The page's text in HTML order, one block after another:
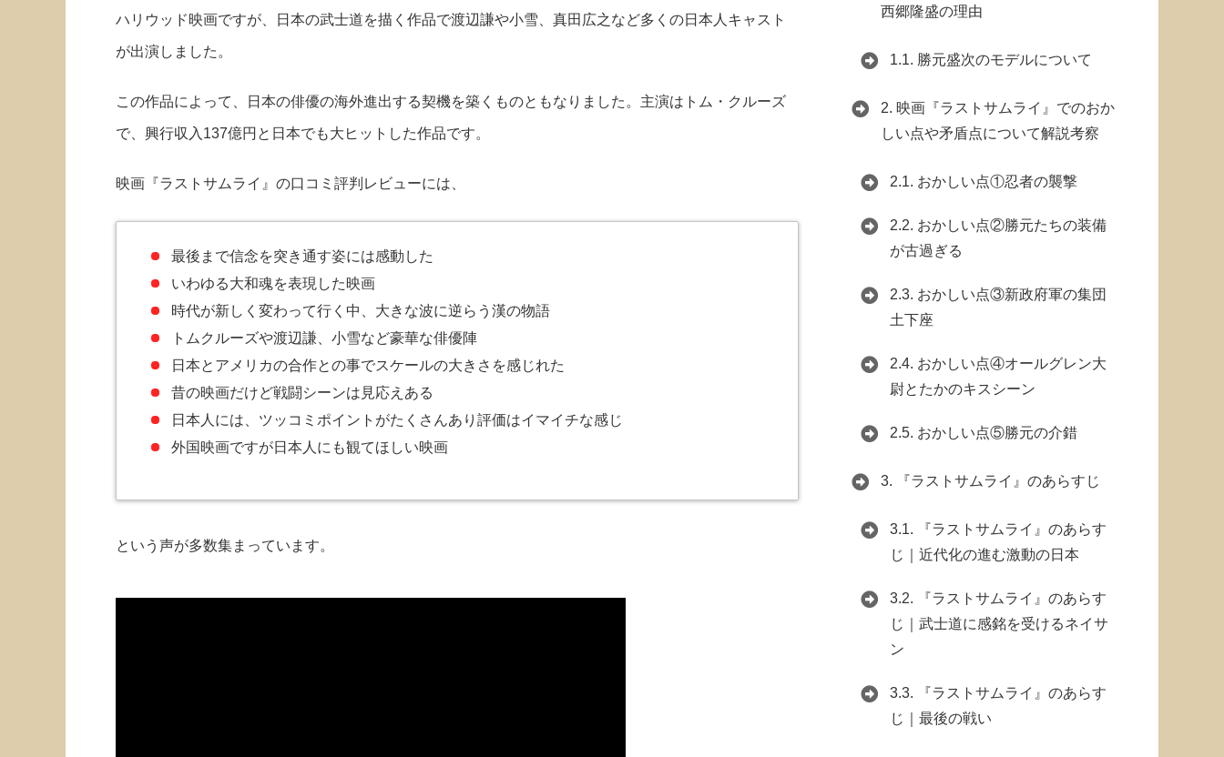
ハリウッド映画ですが、日本の武士道を描く作品で渡辺謙や小雪、真田広之など多くの日本人キャスト
が出演しました。
この作品によって、日本の俳優の海外進出する契機を築くものともなりました。主演はトム・クルーズ
で、興行収入137億円と日本でも大ヒットした作品です。
映画『ラストサムライ』の口コミ評判レビューには、
最後まで信念を突き通す姿には感動した
いわゆる大和魂を表現した映画
時代が新しく変わって行く中、大きな波に逆らう漢の物語
トムクルーズや渡辺謙、小雪など豪華な俳優陣
日本とアメリカの合作との事でスケールの大きさを感じれた
昔の映画だけど戦闘シーンは見応えある
日本人には、ツッコミポイントがたくさんあり評価はイマイチな感じ
外国映画ですが日本人にも観てほしい映画
という声が多数集まっています。
西郷隆盛の理由
1.1. 勝元盛次のモデルについて
2. 映画『ラストサムライ』でのおか
しい点や矛盾点について解説考察
2.1. おかしい点①忍者の襲撃
2.2. おかしい点②勝元たちの装備
が古過ぎる
2.3. おかしい点③新政府軍の集団
土下座
2.4. おかしい点④オールグレン大
尉とたかのキスシーン
2.5. おかしい点⑤勝元の介錯
3. 『ラストサムライ』のあらすじ
3.1. 『ラストサムライ』のあらす
じ｜近代化の進む激動の日本
3.2. 『ラストサムライ』のあらす
じ｜武士道に感銘を受けるネイサ
ン
3.3. 『ラストサムライ』のあらす
じ｜最後の戦い